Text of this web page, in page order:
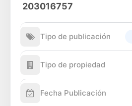
203016757
Tipo de publicación
Tipo de propiedad
Fecha Publicación